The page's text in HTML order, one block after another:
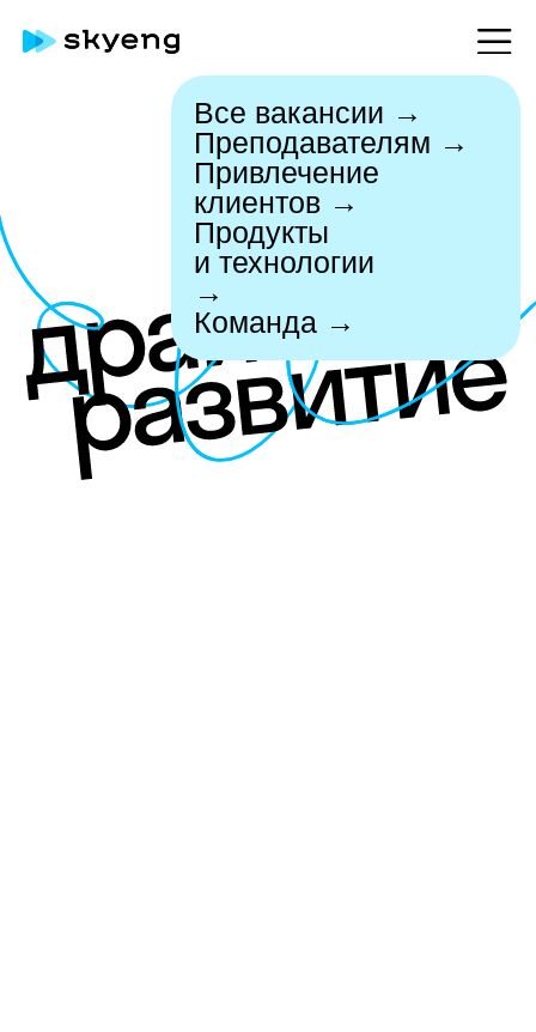
Все вакансии →
Преподавателям →
Привлечение
клиентов →
Продукты
и технологии
Команда →